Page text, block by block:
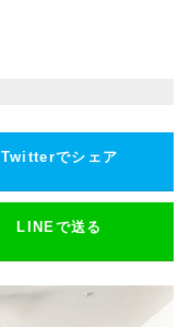
Twitterでシェア
LINEで送る